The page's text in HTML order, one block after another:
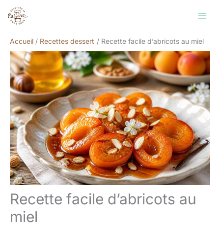
Accueil
Recettes dessert Recette facile d’abricots au miel
Recette facile d’abricots au
miel
Rechercher